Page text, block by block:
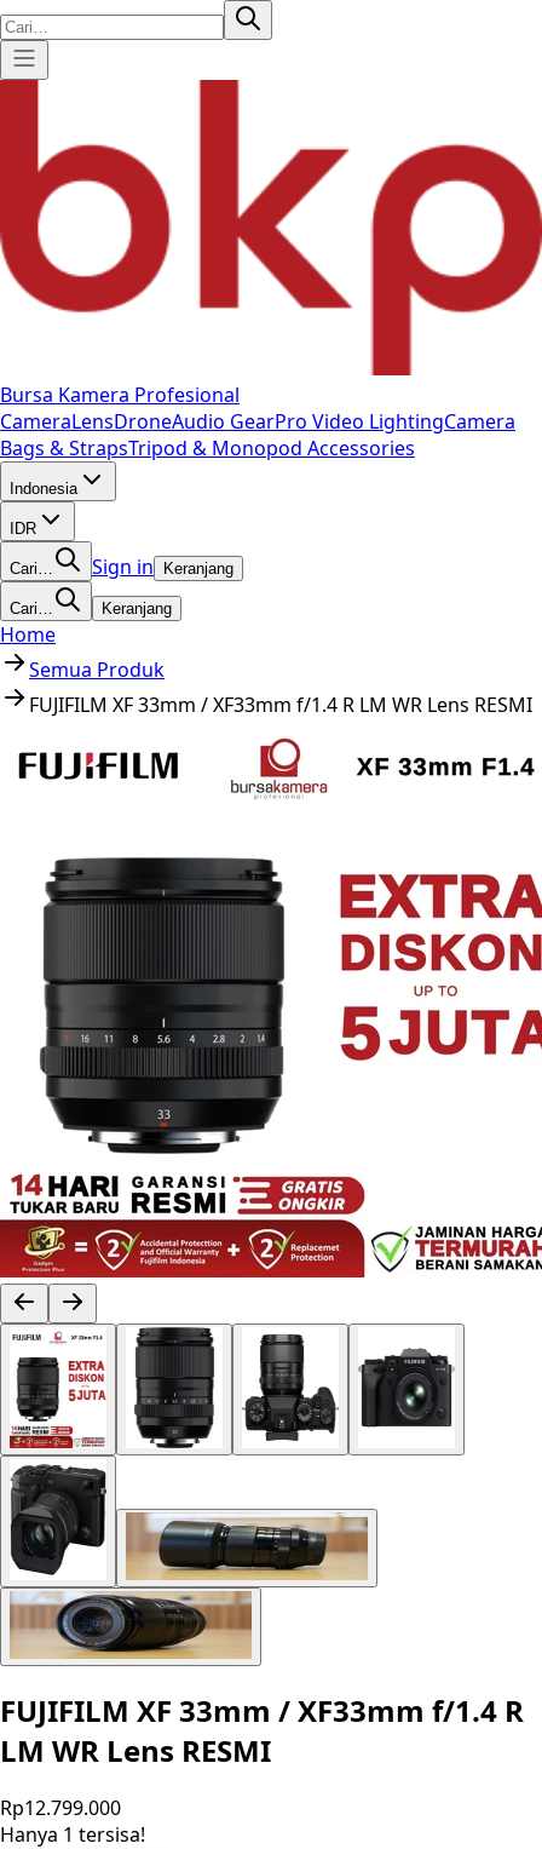
Bursa Kamera Profesional
CameraLensDroneAudio GearPro Video LightingCamera
Bags & StrapsTripod & Monopod Accessories
Indonesia
IDR
Cari… Sign in Keranjang
Cari… Keranjang
Home
Semua Produk
FUJIFILM XF 33mm / XF33mm f/1.4 R LM WR Lens RESMI
FUJIFILM XF 33mm / XF33mm f/1.4 R
LM WR Lens RESMI
Rp12.799.000
Hanya 1 tersisa!